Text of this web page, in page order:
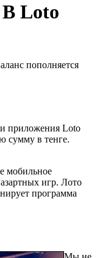
В Loto
пополняется
приложения Loto
сумму в тенге.
мобильное
игр. Лото
программа